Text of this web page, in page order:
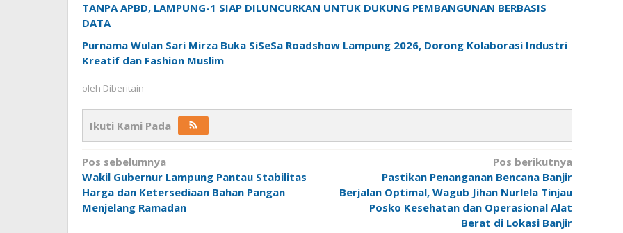
TANPA APBD, LAMPUNG-1 SIAP DILUNCURKAN UNTUK DUKUNG PEMBANGUNAN BERBASIS
DATA
Purnama Wulan Sari Mirza Buka SiSeSa Roadshow Lampung 2026, Dorong Kolaborasi Industri
Kreatif dan Fashion Muslim
oleh Diberitain
Ikuti Kami Pada
Navigasi
pos
Pos sebelumnya
Wakil Gubernur Lampung Pantau Stabilitas
Harga dan Ketersediaan Bahan Pangan
Menjelang Ramadan
Pos berikutnya
Pastikan Penanganan Bencana Banjir
Berjalan Optimal, Wagub Jihan Nurlela Tinjau
Posko Kesehatan dan Operasional Alat
Berat di Lokasi Banjir